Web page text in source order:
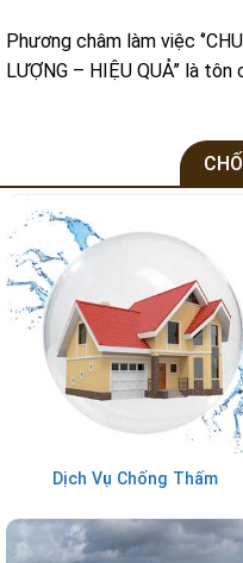
Phương châm làm việc
LƯỢNG – HIỆU QUẢ’’ là tôn
Dịch Vụ Chống Thấm